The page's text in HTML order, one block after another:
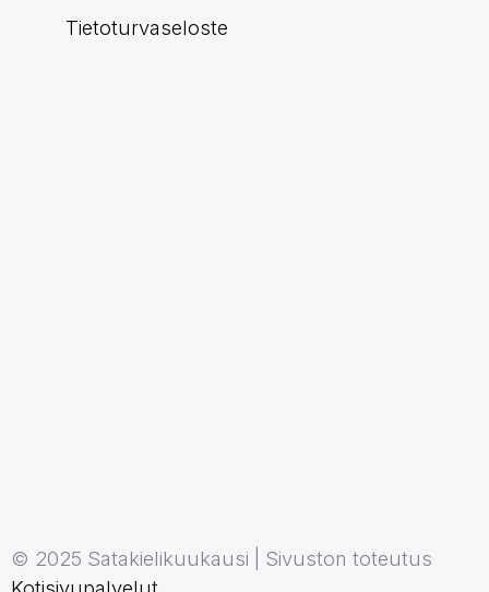
Tietoturvaseloste
© 2025 Satakielikuukausi | Sivuston toteutus